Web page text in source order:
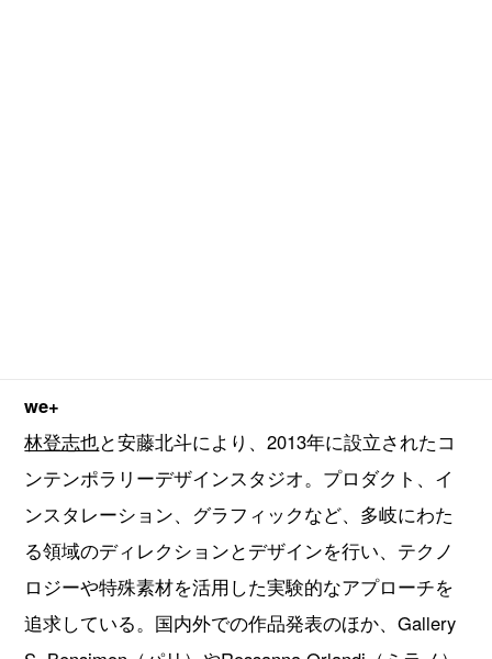
we+
林登志也と安藤北斗により、2013年に設立されたコ
ンテンポラリーデザインスタジオ。プロダクト、イ
ンスタレーション、グラフィックなど、多岐にわた
る領域のディレクションとデザインを行い、テクノ
ロジーや特殊素材を活用した実験的なアプローチを
追求している。国内外での作品発表のほか、Gallery